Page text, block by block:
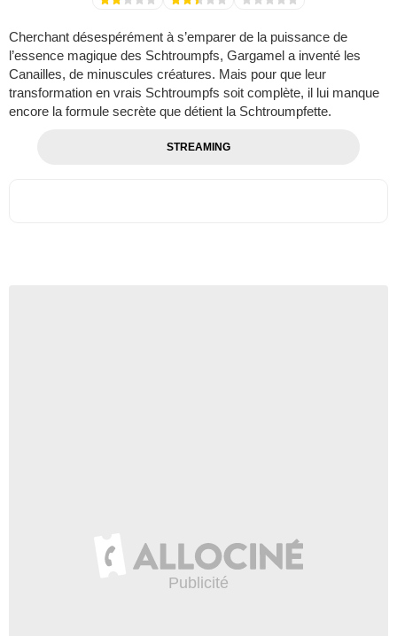
Cherchant désespérément à s’emparer de la puissance de
l’essence magique des Schtroumpfs, Gargamel a inventé les
Canailles, de minuscules créatures. Mais pour que leur
transformation en vrais Schtroumpfs soit complète, il lui manque
encore la formule secrète que détient la Schtroumpfette.
STREAMING